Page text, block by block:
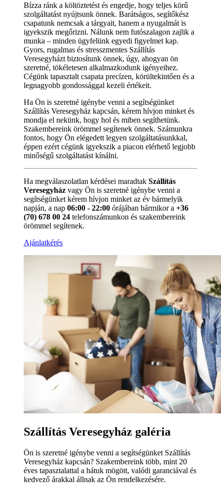
Bízza ránk a költöztetést és engedje, hogy teljes körű
szolgáltatást nyújtsunk önnek. Barátságos, segítőkész
csapatunk nemcsak a tárgyait, hanem a nyugalmát is
igyekszik megőrizni. Nálunk nem futószalagon zajlik a
munka – minden ügyfelünk egyedi figyelmet kap.
Gyors, rugalmas és stresszmentes Szállítás
Veresegyházt biztosítunk önnek, úgy, ahogyan ön
szeretné, tökéletesen alkalmazkodunk igényeihez.
Cégünk tapasztalt csapata precízen, körültekintően és a
legnagyobb gondossággal kezeli értékeit.
Ha Ön is szeretné igénybe venni a segítségünket
Szállítás Veresegyház kapcsán, kérem hívjon minket és
mondja el nekünk, hogy hol és miben segíthetünk.
Szakembereink örömmel segítenek önnek. Számunkra
fontos, hogy Ön elégedett legyen szolgáltatásunkkal,
éppen ezért cégünk igyekszik a piacon elérhető legjobb
minőségű szolgáltatást kínálni.
Ha megválaszolatlan kérdései maradtak Szállítás
Veresegyház vagy Ön is szeretné igénybe venni a
segítségünket kérem hívjon minket az év bármelyik
napján, a nap 06:00 - 22:00 órájában bármikor a +36
(70) 678 00 24 telefonszámunkon és szakembereink
örömmel segítenek.
Ajánlatkérés
Szállítás Veresegyház galéria
Ön is szeretné igénybe venni a segítségünket Szállítás
Veresegyház kapcsán? Szakembereink több, mint 20
éves tapasztalattal a hátuk mögött, valódi garanciával és
kedvező árakkal állnak az Ön rendelkezésére.